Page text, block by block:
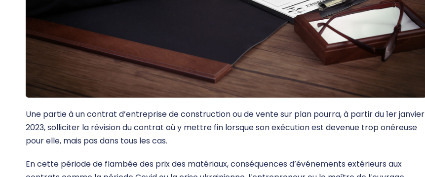
Une partie à un contrat d’entreprise de construction ou de vente sur plan pourra, à partir du 1er janvier
2023, solliciter la révision du contrat où y mettre fin lorsque son exécution est devenue trop onéreuse
pour elle, mais pas dans tous les cas.
En cette période de flambée des prix des matériaux, conséquences d’événements extérieurs aux